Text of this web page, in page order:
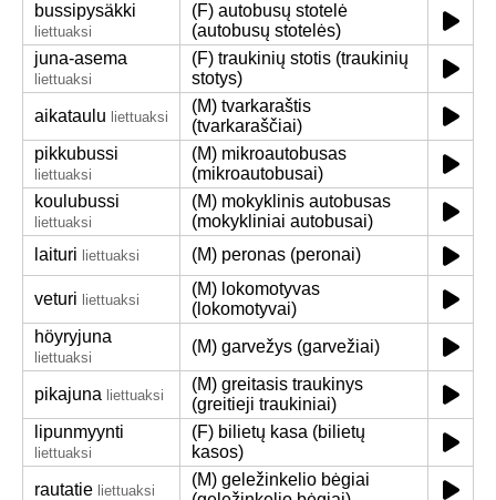
bussipysäkki
liettuaksi
(F) autobusų stotelė
(autobusų stotelės)
juna-asema
liettuaksi
(F) traukinių stotis (traukinių
stotys)
aikataulu liettuaksi
(M) tvarkaraštis
(tvarkaraščiai)
pikkubussi
liettuaksi
(M) mikroautobusas
(mikroautobusai)
koulubussi
liettuaksi
(M) mokyklinis autobusas
(mokykliniai autobusai)
laituri liettuaksi (M) peronas (peronai)
veturi liettuaksi
(M) lokomotyvas
(lokomotyvai)
höyryjuna
liettuaksi
(M) garvežys (garvežiai)
pikajuna liettuaksi
(M) greitasis traukinys
(greitieji traukiniai)
lipunmyynti
liettuaksi
(F) bilietų kasa (bilietų
kasos)
rautatie liettuaksi
(M) geležinkelio bėgiai